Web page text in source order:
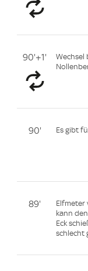
90'+1'
Wechsel
90' Es gibt
89'
Elfmeter
kann
Eck
schlecht